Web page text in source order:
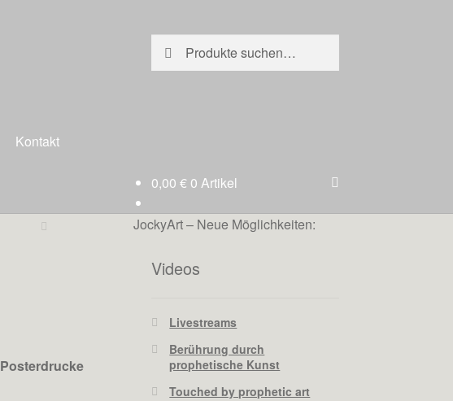
Suche
nach:
Suche
Kontakt
0,00 € 0 Artikel
JockyArt – Neue Möglichkeiten:
Posterdrucke
Videos
Livestreams
Berührung durch
prophetische Kunst
Touched by prophetic art